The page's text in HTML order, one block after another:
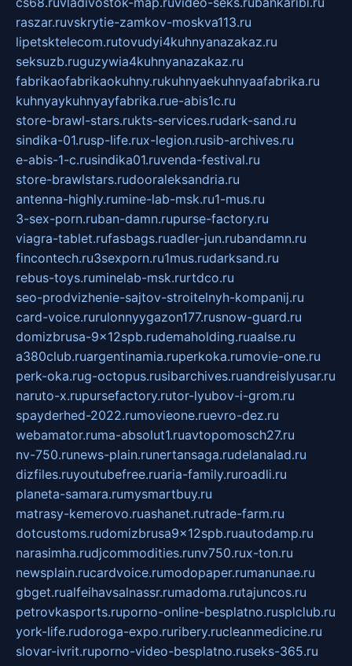
raszar.ruvskrytie-zamkov-moskva113.ru
lipetsktelecom.rutovudyi4kuhnyanazakaz.ru
seksuzb.ruguzywia4kuhnyanazakaz.ru
fabrikaofabrikaokuhny.rukuhnyaekuhnyaafabrika.ru
kuhnyaykuhnyayfabrika.rue-abis1c.ru
store-brawl-stars.rukts-services.rudark-sand.ru
sindika-01.rusp-life.rux-legion.rusib-archives.ru
e-abis-1-c.rusindika01.ruvenda-festival.ru
store-brawlstars.rudooraleksandria.ru
antenna-highly.rumine-lab-msk.ru1-mus.ru
3-sex-porn.ruban-damn.rupurse-factory.ru
viagra-tablet.rufasbags.ruadler-jun.rubandamn.ru
fincontech.ru3sexporn.ru1mus.rudarksand.ru
rebus-toys.ruminelab-msk.rurtdco.ru
seo-prodvizhenie-sajtov-stroitelnyh-kompanij.ru
card-voice.rurulonnyygazon177.rusnow-guard.ru
domizbrusa-9x12spb.rudemaholding.ruaalse.ru
a380club.ruargentinamia.ruperkoka.rumovie-one.ru
perk-oka.rug-octopus.rusibarchives.ruandreislyusar.ru
naruto-x.rupursefactory.rutor-lyubov-i-grom.ru
spayderhed-2022.rumovieone.ruevro-dez.ru
webamator.ruma-absolut1.ruavtopomosch27.ru
nv-750.runews-plain.runertansaga.rudelanalad.ru
dizfiles.ruyoutubefree.ruaria-family.ruroadli.ru
planeta-samara.rumysmartbuy.ru
matrasy-kemerovo.ruashanet.rutrade-farm.ru
dotcustoms.rudomizbrusa9x12spb.ruautodamp.ru
narasimha.rudjcommodities.runv750.rux-ton.ru
newsplain.rucardvoice.rumodopaper.rumanunae.ru
gbget.rualfeihavsalnassr.rumadoma.rutajuncos.ru
petrovkasports.ruporno-online-besplatno.rusplclub.ru
york-life.rudoroga-expo.ruribery.rucleanmedicine.ru
slovar-ivrit.ruporno-video-besplatno.ruseks-365.ru